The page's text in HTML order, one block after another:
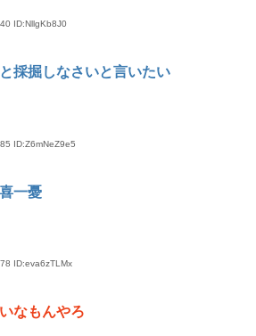
ID:NllgKb8J0
採掘しなさいと言いたい
ID:Z6mNeZ9e5
一憂
ID:eva6zTLMx
なもんやろ